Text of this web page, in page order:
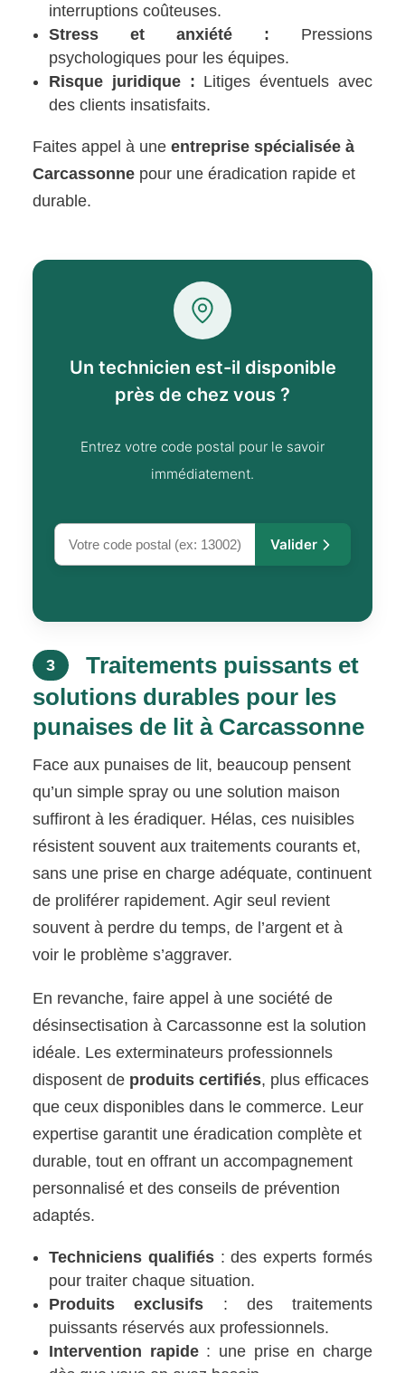
interruptions coûteuses.
Stress et anxiété : Pressions
psychologiques pour les équipes.
Risque juridique : Litiges éventuels avec
des clients insatisfaits.
Faites appel à uneentreprise spécialisée à
Carcassonne pour une éradication rapide et
durable.
Un technicien est-il disponible
près de chez vous ?
Entrez votre code postal pour le savoir
immédiatement.
Valider
3
Traitements puissants et
solutions durables pour les
punaises de lit à Carcassonne
Face aux punaises de lit, beaucoup pensent
qu’un simple spray ou une solution maison
suffiront à les éradiquer. Hélas, ces nuisibles
résistent souvent aux traitements courants et,
sans une prise en charge adéquate, continuent
de proliférer rapidement. Agir seul revient
souvent à perdre du temps, de l’argent et à
voir le problème s’aggraver.
En revanche, faire appel à une société de
désinsectisation à Carcassonne est la solution
idéale. Les exterminateurs professionnels
disposent de produits certifiés, plus efficaces
que ceux disponibles dans le commerce. Leur
expertise garantit une éradication complète et
durable, tout en offrant un accompagnement
personnalisé et des conseils de prévention
adaptés.
Techniciens qualifiés: des experts formés
pour traiter chaque situation.
Produits exclusifs : des traitements
puissants réservés aux professionnels.
Intervention rapide: une prise en charge